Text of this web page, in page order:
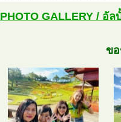
PHOTO GALLERY / อัล
ข